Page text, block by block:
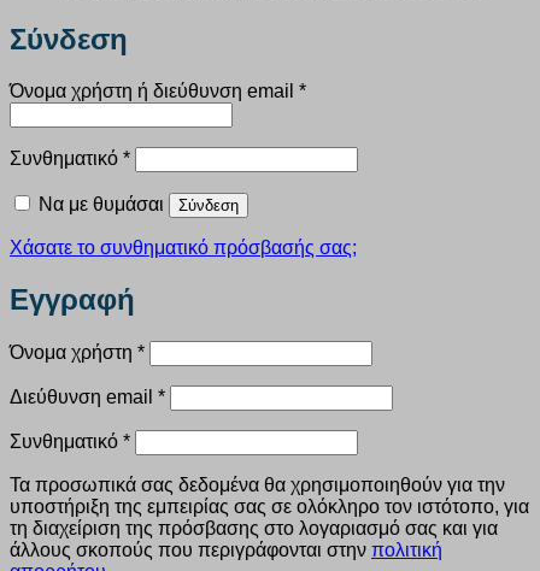
Σύνδεση
Όνομα χρήστη ή διεύθυνση email *Απαιτείται
Συνθηματικό *Απαιτείται
Να με θυμάσαι Σύνδεση
Χάσατε το συνθηματικό πρόσβασής σας;
Εγγραφή
Όνομα χρήστη *Απαιτείται
Διεύθυνση email *Απαιτείται
Συνθηματικό *Απαιτείται
Τα προσωπικά σας δεδομένα θα χρησιμοποιηθούν για την
υποστήριξη της εμπειρίας σας σε ολόκληρο τον ιστότοπο, για
τη διαχείριση της πρόσβασης στο λογαριασμό σας και για
άλλους σκοπούς που περιγράφονται στην πολιτική